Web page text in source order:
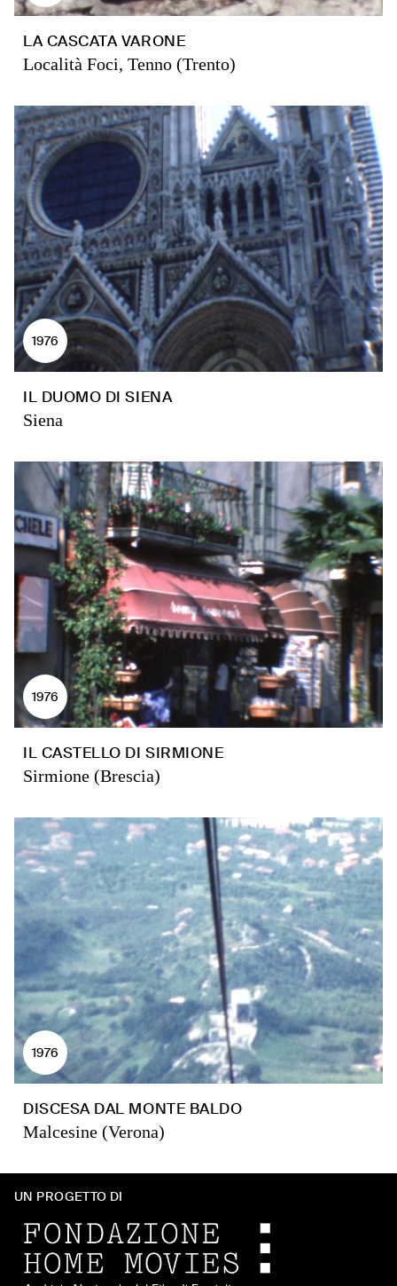
LA CASCATA VARONE
Località Foci, Tenno (Trento)
1976
IL DUOMO DI SIENA
Siena
1976
IL CASTELLO DI SIRMIONE
Sirmione (Brescia)
1976
DISCESA DAL MONTE BALDO
Malcesine (Verona)
UN PROGETTO DI